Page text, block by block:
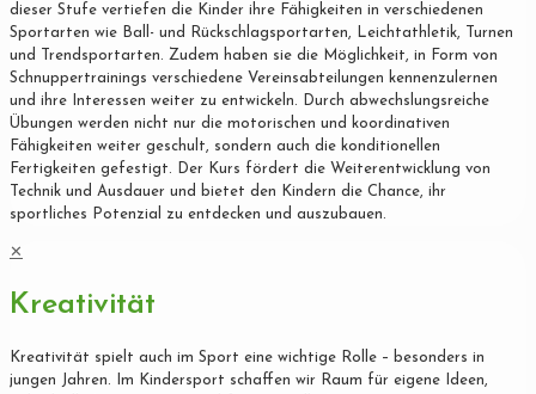
dieser Stufe vertiefen die Kinder ihre Fähigkeiten in verschiedenen
Sportarten wie Ball- und Rückschlagsportarten, Leichtathletik, Turnen
und Trendsportarten. Zudem haben sie die Möglichkeit, in Form von
Schnuppertrainings verschiedene Vereinsabteilungen kennenzulernen
und ihre Interessen weiter zu entwickeln. Durch abwechslungsreiche
Übungen werden nicht nur die motorischen und koordinativen
Fähigkeiten weiter geschult, sondern auch die konditionellen
Fertigkeiten gefestigt. Der Kurs fördert die Weiterentwicklung von
Technik und Ausdauer und bietet den Kindern die Chance, ihr
sportliches Potenzial zu entdecken und auszubauen.
✕
Kreativität
Kreativität spielt auch im Sport eine wichtige Rolle – besonders in
jungen Jahren. Im Kindersport schaffen wir Raum für eigene Ideen,